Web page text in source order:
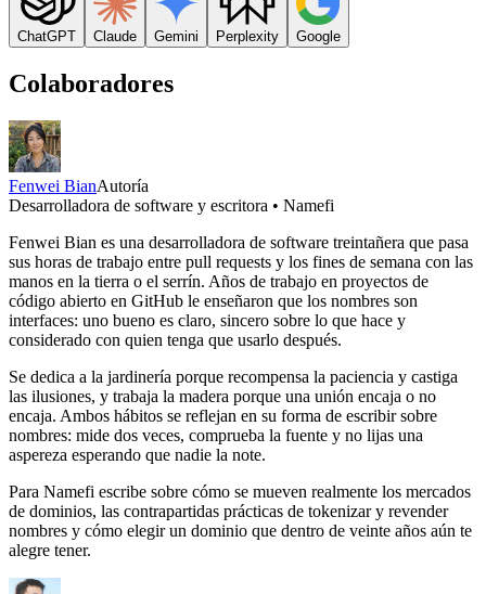
ChatGPT Claude Gemini Perplexity Google
Colaboradores
Fenwei BianAutoría
Desarrolladora de software y escritora • Namefi
Fenwei Bian es una desarrolladora de software treintañera que pasa
sus horas de trabajo entre pull requests y los fines de semana con las
manos en la tierra o el serrín. Años de trabajo en proyectos de
código abierto en GitHub le enseñaron que los nombres son
interfaces: uno bueno es claro, sincero sobre lo que hace y
considerado con quien tenga que usarlo después.
Se dedica a la jardinería porque recompensa la paciencia y castiga
las ilusiones, y trabaja la madera porque una unión encaja o no
encaja. Ambos hábitos se reflejan en su forma de escribir sobre
nombres: mide dos veces, comprueba la fuente y no lijas una
aspereza esperando que nadie la note.
Para Namefi escribe sobre cómo se mueven realmente los mercados
de dominios, las contrapartidas prácticas de tokenizar y revender
nombres y cómo elegir un dominio que dentro de veinte años aún te
alegre tener.